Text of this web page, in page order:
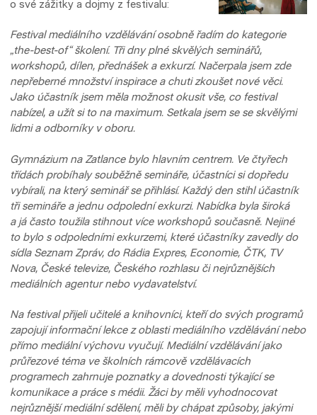
o své zážitky a dojmy z festivalu:
Festival mediálního vzdělávání osobně řadím do kategorie
„the-best-of“ školení. Tři dny plné skvělých seminářů,
workshopů, dílen, přednášek a exkurzí. Načerpala jsem zde
nepřeberné množství inspirace a chuti zkoušet nové věci.
Jako účastník jsem měla možnost okusit vše, co festival
nabízel, a užít si to na maximum. Setkala jsem se se skvělými
lidmi a odborníky v oboru.
Gymnázium na Zatlance bylo hlavním centrem. Ve čtyřech
třídách probíhaly souběžně semináře, účastníci si dopředu
vybírali, na který seminář se přihlásí. Každý den stihl účastník
tři semináře a jednu odpolední exkurzi. Nabídka byla široká
a já často toužila stihnout více workshopů současně. Nejiné
to bylo s odpoledními exkurzemi, které účastníky zavedly do
sídla Seznam Zpráv, do Rádia Expres, Economie, ČTK, TV
Nova, České televize, Českého rozhlasu či nejrůznějších
mediálních agentur nebo vydavatelství.
Na festival přijeli učitelé a knihovníci, kteří do svých programů
zapojují informační lekce z oblasti mediálního vzdělávání nebo
přímo mediální výchovu vyučují. Mediální vzdělávání jako
průřezové téma ve školních rámcově vzdělávacích
programech zahrnuje poznatky a dovednosti týkající se
komunikace a práce s médii. Žáci by měli vyhodnocovat
nejrůznější mediální sdělení, měli by chápat způsoby, jakými